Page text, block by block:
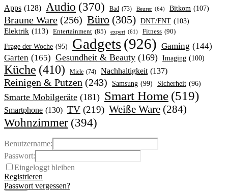
Apps (128) Audio (370) Bad (73) Beurer (64) Bitkom (107)
Braune Ware (256) Büro (305) DNT/FNT (103)
Elektrik (113) Entertainment (85) expert (61) Fitness (90)
Frage der Woche (95) Gadgets(926) Gaming (144)
Garten (165) Gesundheit & Beauty (169) Imaging (100)
Küche (410) Miele (74) Nachhaltigkeit (137)
Reinigen & Putzen (243) Samsung (99) Sicherheit (96)
Smarte Mobilgeräte (181) Smart Home (519)
Smartphone (130) TV (219) Weiße Ware (284)
Wohnzimmer (394)
Benutzername:
Passwort:
Eingeloggt bleiben
Registrieren
Passwort vergessen?